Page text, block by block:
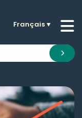
Français▼